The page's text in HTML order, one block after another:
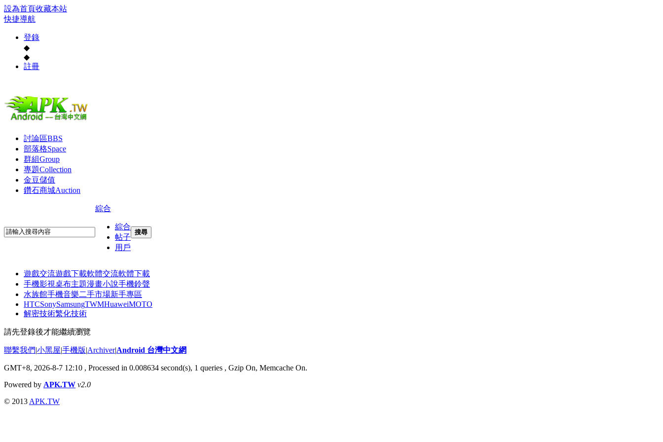
設為首頁收藏本站
快捷導航
登錄
◆
◆
註冊
討論區BBS
部落格Space
群組Group
專題Collection
金豆儲值
鑽石商城Auction
綜合
綜合
帖子
用戶
搜尋
遊戲交流遊戲下載軟體交流軟體下載
手機影視桌布主題漫畫小說手機鈴聲
水族館手機音樂二手市場新手專區
HTCSonySamsungTWMHuaweiMOTO
解密技術繁化技術
請先登錄後才能繼續瀏覽
聯繫我們|小黑屋|手機版|Archiver|Android 台灣中文網
GMT+8, 2026-8-7 12:10 , Processed in 0.008634 second(s), 1 queries , Gzip On, Memcache On.
Powered by APK.TW v2.0
© 2013 APK.TW